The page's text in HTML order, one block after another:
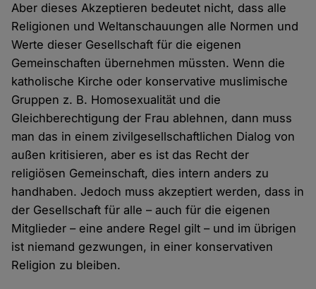
Aber dieses Akzeptieren bedeutet nicht, dass alle
Religionen und Weltanschauungen alle Normen und
Werte dieser Gesellschaft für die eigenen
Gemeinschaften übernehmen müssten. Wenn die
katholische Kirche oder konservative muslimische
Gruppen z. B. Homosexualität und die
Gleichberechtigung der Frau ablehnen, dann muss
man das in einem zivilgesellschaftlichen Dialog von
außen kritisieren, aber es ist das Recht der
religiösen Gemeinschaft, dies intern anders zu
handhaben. Jedoch muss akzeptiert werden, dass in
der Gesellschaft für alle – auch für die eigenen
Mitglieder – eine andere Regel gilt – und im übrigen
ist niemand gezwungen, in einer konservativen
Religion zu bleiben.